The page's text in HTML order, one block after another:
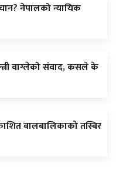
नेपालको न्यायिक
वाग्लेको संवाद, कसले के
बालबालिकाको तस्बिर